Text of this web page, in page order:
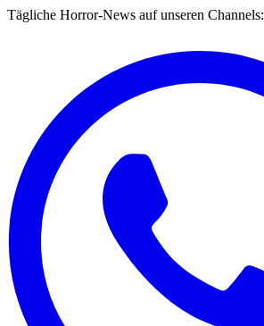
Tägliche Horror-News auf unseren Channels: